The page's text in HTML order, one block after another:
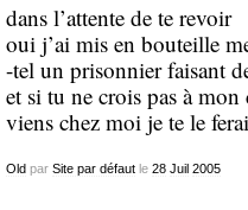
dans l’attente de te revoir
oui j’ai mis en bouteille
-tel un prisonnier faisant
et si tu ne crois pas à
viens chez moi je te le
Oldpar Site par défautle 28 Juil 2005